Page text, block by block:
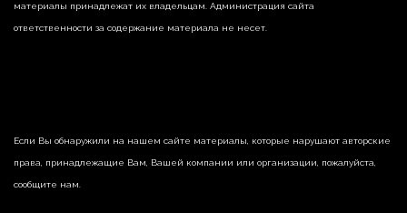
материалы принадлежат их владельцам. Администрация сайта
ответственности за содержание материала не несет.
Если Вы обнаружили на нашем сайте материалы, которые нарушают авторские
права, принадлежащие Вам, Вашей компании или организации, пожалуйста,
сообщите нам.